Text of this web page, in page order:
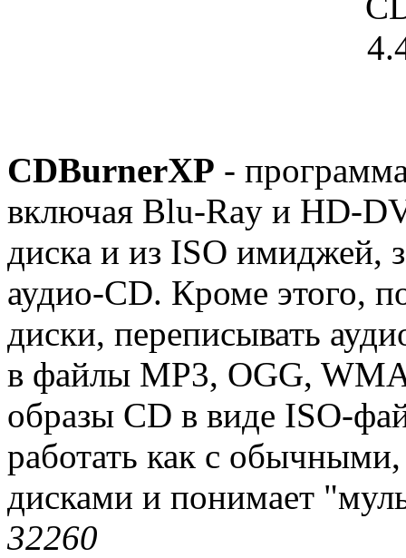
CDBurnerXP -
включая Blu-Ray и HD-
диска и из ISO имиджей,
аудио-CD. Кроме этого,
диски, переписывать
в файлы MP3, OGG,
образы CD в виде ISO-
работать как с
дисками и понимает
32260